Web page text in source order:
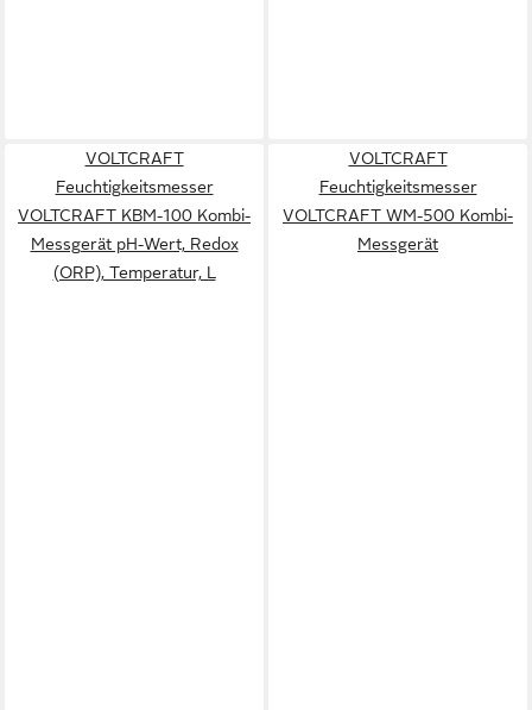
VOLTCRAFT
Feuchtigkeitsmesser
VOLTCRAFT KBM-100 Kombi-
Messgerät pH-Wert, Redox
(ORP), Temperatur, L
VOLTCRAFT
Feuchtigkeitsmesser
VOLTCRAFT WM-500 Kombi-
Messgerät